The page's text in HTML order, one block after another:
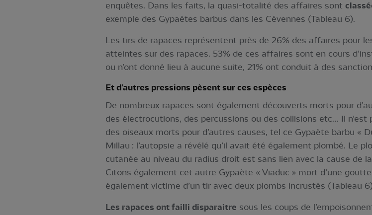
enquêtes. Dans les faits, la quasi-totalité des affaires sont
exemple des Gypaètes barbus dans les Cévennes (Tableau 6).
Les tirs de rapaces représentent près de 26% des affaires pour
atteintes sur des rapaces. 53% de ces affaires sont en cours
ou n’ont donné lieu à aucune suite, 21% ont conduit à des
Et d'autres pressions pèsent sur ces espèces
De nombreux rapaces sont également découverts morts pour
des électrocutions, des percussions ou des collisions etc… Il
des oiseaux morts pour d’autres causes, tel ce Gypaète barbu «
Millau : l’autopsie a révélé qu’il avait été également plombé. Le
cutanée au niveau du radius droit est sans lien avec la cause de
Citons également cet autre Gypaète « Viaduc » mort d’une
également victime d’un tir avec deux plombs incrustés (Tableau
Les rapaces ont failli disparaitre sous les coups de